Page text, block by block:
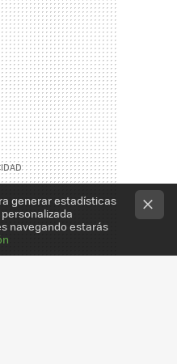
generar estadísticas
navegando estarás